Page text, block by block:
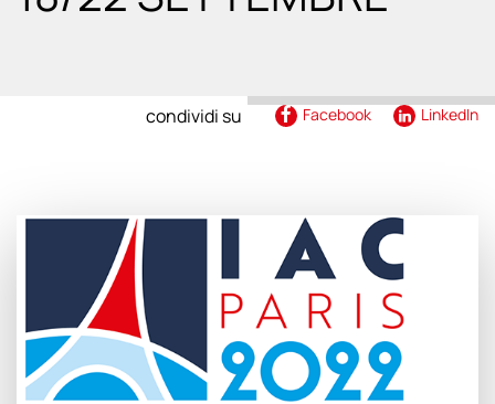
condividi su Facebook LinkedIn